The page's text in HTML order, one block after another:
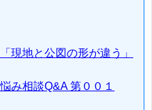
現地と公図の形が違う」
み相談Q&A 第００１